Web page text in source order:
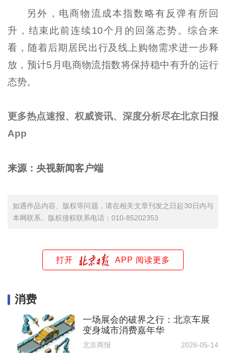
另外，电商物流成本指数略有反弹有所回
升，结束此前连续10个月的回落态势。综合来
看，随着后期居民出行及线上购物需求进一步释
放，预计5月电商物流指数将保持稳中有升的运行
态势。
更多热点速报、权威资讯、深度分析尽在北京日报
App
来源：央视新闻客户端
如遇作品内容、版权等问题，请在相关文章刊发之日起30日内与
本网联系。版权侵权联系电话：010-85202353
打开 APP 阅读更多
消费
一场展会的破界之行：北京车展
变身城市消费嘉年华
北京商报 2026-05-14